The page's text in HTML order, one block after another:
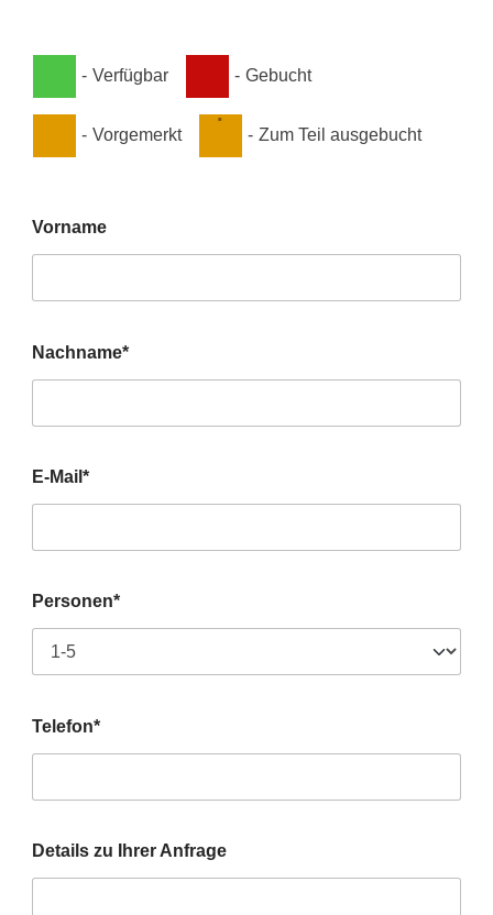
- Verfügbar - Gebucht
- Vorgemerkt
·
- Zum Teil ausgebucht
Vorname
Nachname*
E-Mail*
Personen*
Telefon*
Details zu Ihrer Anfrage